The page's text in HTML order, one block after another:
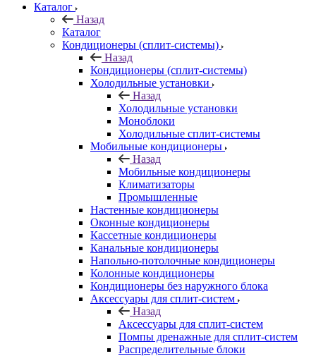
Каталог
Назад
Каталог
Кондиционеры (сплит-системы)
Назад
Кондиционеры (сплит-системы)
Холодильные установки
Назад
Холодильные установки
Моноблоки
Холодильные сплит-системы
Мобильные кондиционеры
Назад
Мобильные кондиционеры
Климатизаторы
Промышленные
Настенные кондиционеры
Оконные кондиционеры
Кассетные кондиционеры
Канальные кондиционеры
Напольно-потолочные кондиционеры
Колонные кондиционеры
Кондиционеры без наружного блока
Аксессуары для сплит-систем
Назад
Аксессуары для сплит-систем
Помпы дренажные для сплит-систем
Распределительные блоки